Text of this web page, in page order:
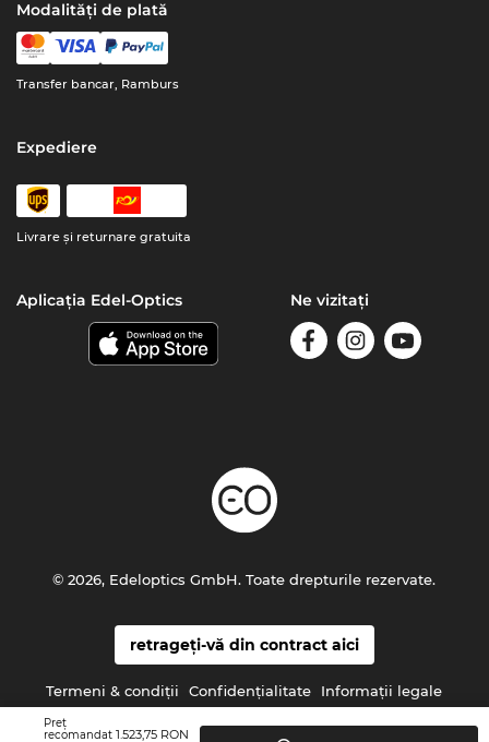
Preţ
recomandat 1.523,75 RON
Modalități de plată
Transfer bancar, Ramburs
Expediere
Livrare şi returnare gratuita
Aplicația Edel-Optics Ne vizitați
retrageți-vă din contract aici
Termeni & condiţii Confidenţialitate Informaţii legale
© 2026, Edeloptics GmbH. Toate drepturile rezervate.